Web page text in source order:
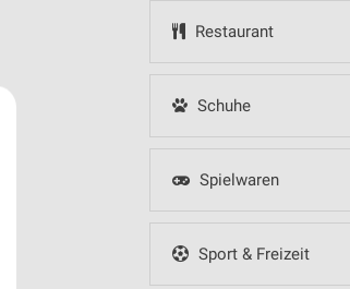
Restaurant
Schuhe
Spielwaren
Sport & Freizeit